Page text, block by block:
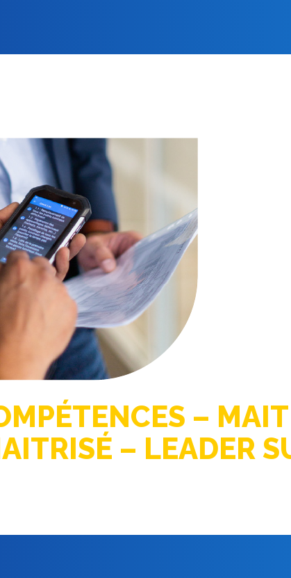
–
– LEADER